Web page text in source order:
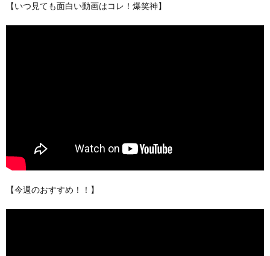
【いつ見ても面白い動画はコレ！爆笑神】
【今週のおすすめ！！】